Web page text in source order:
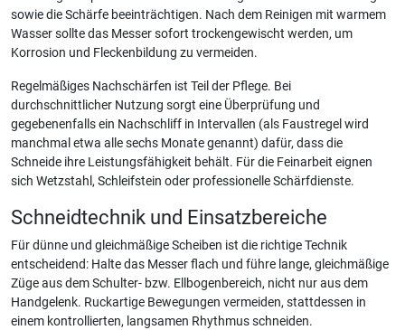
sowie die Schärfe beeinträchtigen. Nach dem Reinigen mit warmem
Wasser sollte das Messer sofort trockengewischt werden, um
Korrosion und Fleckenbildung zu vermeiden.
Regelmäßiges Nachschärfen ist Teil der Pflege. Bei
durchschnittlicher Nutzung sorgt eine Überprüfung und
gegebenenfalls ein Nachschliff in Intervallen (als Faustregel wird
manchmal etwa alle sechs Monate genannt) dafür, dass die
Schneide ihre Leistungsfähigkeit behält. Für die Feinarbeit eignen
sich Wetzstahl, Schleifstein oder professionelle Schärfdienste.
Schneidtechnik und Einsatzbereiche
Für dünne und gleichmäßige Scheiben ist die richtige Technik
entscheidend: Halte das Messer flach und führe lange, gleichmäßige
Züge aus dem Schulter- bzw. Ellbogenbereich, nicht nur aus dem
Handgelenk. Ruckartige Bewegungen vermeiden, stattdessen in
einem kontrollierten, langsamen Rhythmus schneiden.